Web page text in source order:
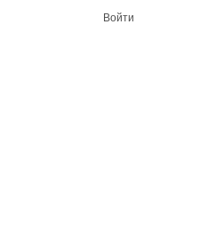
Войти